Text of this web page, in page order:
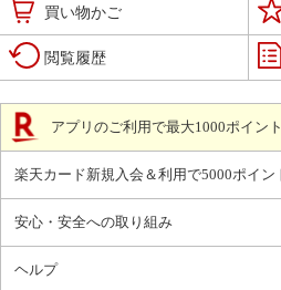
買い物かご
閲覧履歴
アプリのご利用で最大1000ポイント
楽天カード新規入会＆利用で5000ポイン
安心・安全への取り組み
ヘルプ